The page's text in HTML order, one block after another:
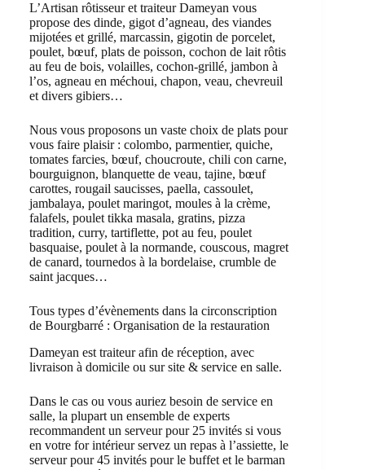
L’Artisan rôtisseur et traiteur Dameyan vous
propose des dinde, gigot d’agneau, des viandes
mijotées et grillé, marcassin, gigotin de porcelet,
poulet, bœuf, plats de poisson, cochon de lait rôtis
au feu de bois, volailles, cochon-grillé, jambon à
l’os, agneau en méchoui, chapon, veau, chevreuil
et divers gibiers…
Nous vous proposons un vaste choix de plats pour
vous faire plaisir : colombo, parmentier, quiche,
tomates farcies, bœuf, choucroute, chili con carne,
bourguignon, blanquette de veau, tajine, bœuf
carottes, rougail saucisses, paella, cassoulet,
jambalaya, poulet maringot, moules à la crème,
falafels, poulet tikka masala, gratins, pizza
tradition, curry, tartiflette, pot au feu, poulet
basquaise, poulet à la normande, couscous, magret
de canard, tournedos à la bordelaise, crumble de
saint jacques…
Tous types d’évènements dans la circonscription
de Bourgbarré : Organisation de la restauration
Dameyan est traiteur afin de réception, avec
livraison à domicile ou sur site & service en salle.
Dans le cas ou vous auriez besoin de service en
salle, la plupart un ensemble de experts
recommandent un serveur pour 25 invités si vous
en votre for intérieur servez un repas à l’assiette, le
serveur pour 45 invités pour le buffet et le barman